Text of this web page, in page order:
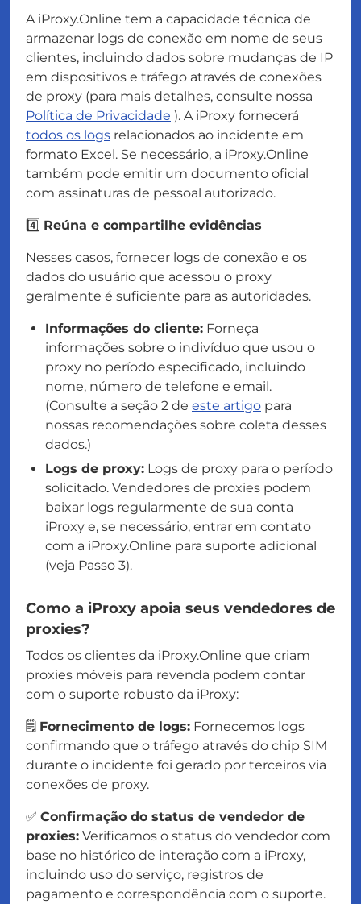
A iProxy.Online tem a capacidade técnica de
armazenar logs de conexão em nome de seus
clientes, incluindo dados sobre mudanças de IP
em dispositivos e tráfego através de conexões
de proxy (para mais detalhes, consulte nossa
Política de Privacidade ). A iProxy fornecerá
todos os logs relacionados ao incidente em
formato Excel. Se necessário, a iProxy.Online
também pode emitir um documento oficial
com assinaturas de pessoal autorizado.
4️⃣ Reúna e compartilhe evidências
Nesses casos, fornecer logs de conexão e os
dados do usuário que acessou o proxy
geralmente é suficiente para as autoridades.
Informações do cliente: Forneça
informações sobre o indivíduo que usou o
proxy no período especificado, incluindo
nome, número de telefone e email.
(Consulte a seção 2 de este artigo para
nossas recomendações sobre coleta desses
dados.)
Logs de proxy: Logs de proxy para o período
solicitado. Vendedores de proxies podem
baixar logs regularmente de sua conta
iProxy e, se necessário, entrar em contato
com a iProxy.Online para suporte adicional
(veja Passo 3).
Como a iProxy apoia seus vendedores de
proxies?
Todos os clientes da iProxy.Online que criam
proxies móveis para revenda podem contar
com o suporte robusto da iProxy:
🗒️ Fornecimento de logs: Fornecemos logs
confirmando que o tráfego através do chip SIM
durante o incidente foi gerado por terceiros via
conexões de proxy.
✅ Confirmação do status de vendedor de
proxies: Verificamos o status do vendedor com
base no histórico de interação com a iProxy,
incluindo uso do serviço, registros de
pagamento e correspondência com o suporte.